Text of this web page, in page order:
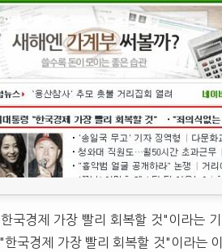
국경제 가장 빨리 회복할 것"이라는
국경제 가장 빨리 회복할 것"이라는